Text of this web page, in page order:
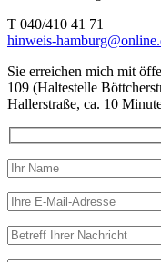
T 040/410 41 71
hinweis-
Sie erreichen mich mit
109 (Haltestelle
Hallerstraße, ca. 10